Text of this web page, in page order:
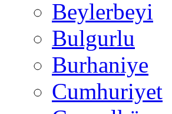
Beylerbeyi
Bulgurlu
Burhaniye
Cumhuriyet